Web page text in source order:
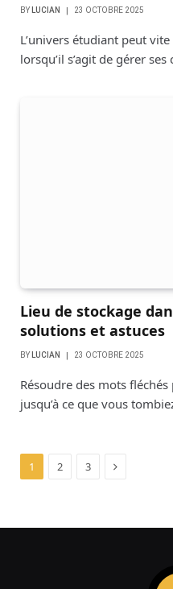
BY LUCIAN 23 OCTOBRE 2025
L’univers étudiant peut
lorsqu’il s’agit de gérer
Lieu de stockage
solutions et astuces
BY LUCIAN 23 OCTOBRE 2025
Résoudre des mots
jusqu’à ce que vous
1 2 3 Next